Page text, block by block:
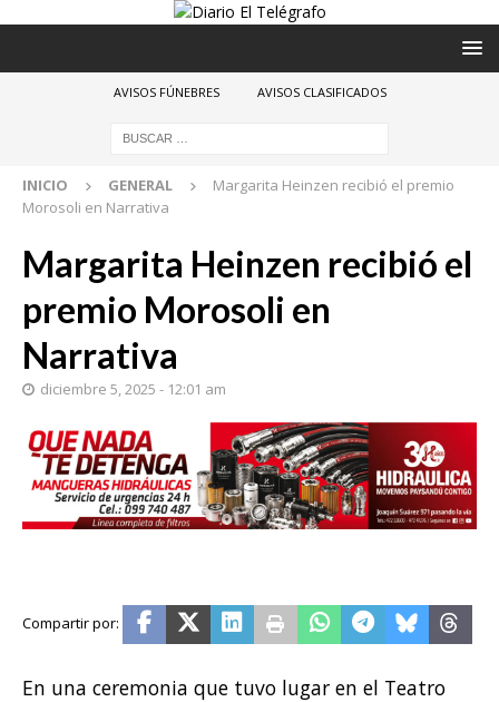
AVISOS FÚNEBRES AVISOS CLASIFICADOS
INICIO GENERAL
Margarita Heinzen recibió el premio
Morosoli en Narrativa
Margarita Heinzen recibió el
premio Morosoli en
Narrativa
diciembre 5, 2025 - 12:01 am
En una ceremonia que tuvo lugar en el Teatro